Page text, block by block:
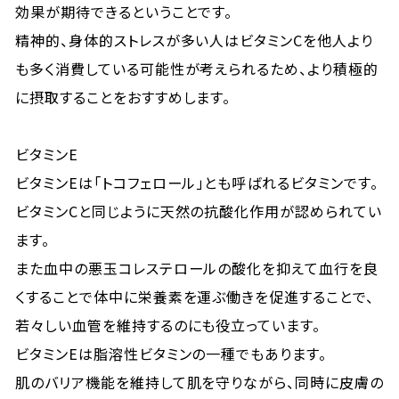
効果が期待できるということです。
精神的、身体的ストレスが多い人はビタミンCを他人より
も多く消費している可能性が考えられるため、より積極的
に摂取することをおすすめします。
ビタミンE
ビタミンEは「トコフェロール」とも呼ばれるビタミンです。
ビタミンCと同じように天然の抗酸化作用が認められてい
ます。
また血中の悪玉コレステロールの酸化を抑えて血行を良
くすることで体中に栄養素を運ぶ働きを促進することで、
若々しい血管を維持するのにも役立っています。
ビタミンEは脂溶性ビタミンの一種でもあります。
肌のバリア機能を維持して肌を守りながら、同時に皮膚の